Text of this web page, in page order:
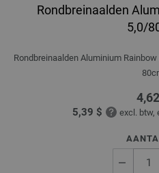
Rondbreinaalden
5,0/
Rondbreinaalden Aluminium
5,39 $ excl. btw,